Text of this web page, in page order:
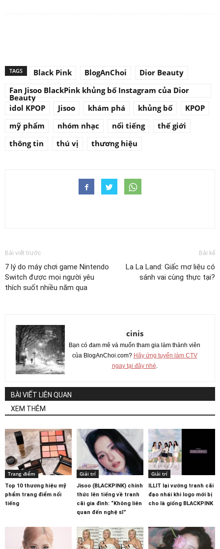
TAGS Black Pink BlogAnChoi
Dior Beauty
Fan Jisoo BlackPink khủng bố Instagram của Dior
Beauty
idol KPOP
Jisoo khám phá khủng bố
KPOP
mỹ phẩm
nhóm nhạc nổi tiếng
thế giới
thông tin
thú vị thương hiệu
Bài viết trước
7 lý do máy chơi game Nintendo
Switch được mọi người yêu
thích suốt nhiều năm qua
Bài kế
La La Land: Giấc mơ liệu có
sánh vai cùng thực tại?
cinis
Bạn có đam mê và muốn tham gia làm thành viên
của BlogAnChoi.com? Hãy ứng tuyển làm CTV
ngay tại đây nhé.
BÀI VIẾT LIÊN QUAN
XEM THÊM
Trang điểm
Top 10 thương hiệu mỹ
phẩm trang điểm nổi
tiếng
Giải trí
Jisoo (BLACKPINK) chính
thức lên tiếng về tranh
cãi gia đình: “Không liên
quan đến nghệ sĩ”
Giải trí
ILLIT lại vướng tranh cãi
đạo nhái khi logo mới bị
cho là giống BLACKPINK